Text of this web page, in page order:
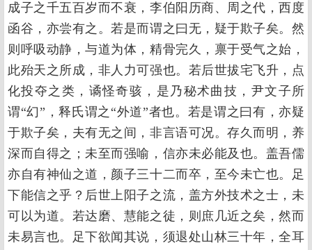
成子之千五百岁而不衰，李伯阳历商、周之代，西度
函谷，亦尝有之。若是而谓之曰无，疑于欺子矣。然
则呼吸动静，与道为体，精骨完久，禀于受气之始，
此殆天之所成，非人力可强也。若后世拔宅飞升，点
化投夺之类，谲怪奇骇，是乃秘术曲技，尹文子所
谓“幻”，释氏谓之“外道”者也。若是谓之曰有，亦疑
于欺子矣，夫有无之间，非言语可况。存久而明，养
深而自得之；未至而强喻，信亦未必能及也。盖吾儒
亦自有神仙之道，颜子三十二而卒，至今未亡也。足
下能信之乎？后世上阳子之流，盖方外技术之士，未
可以为道。若达磨、慧能之徒，则庶几近之矣，然而
未易言也。足下欲闻其说，须退处山林三十年，全耳